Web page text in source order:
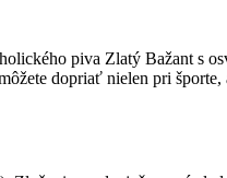
piva Zlatý Bažant s
dopriať nielen pri